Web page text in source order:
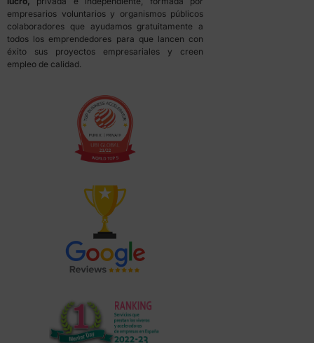
empresarios voluntarios y organismos públicos
colaboradores que ayudamos gratuitamente a
todos los emprendedores para que lancen con
éxito sus proyectos empresariales y creen
empleo de calidad.